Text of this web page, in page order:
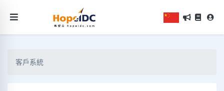
客戶系統